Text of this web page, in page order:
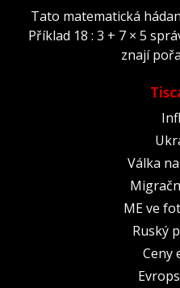
Tato matematická
Příklad 18 : 3 + 7 × 5
znají
Válka
ME ve
Ruský
Ceny